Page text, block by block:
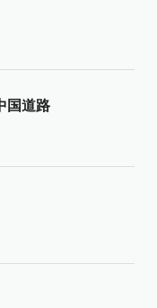
国道路